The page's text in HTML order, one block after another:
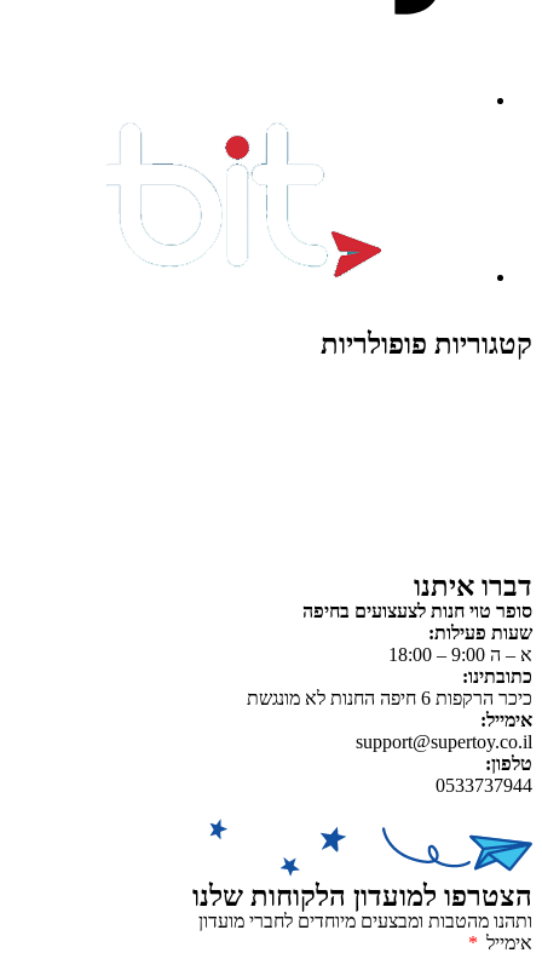
קטגוריות פופולריות
דברו איתנו
סופר טוי חנות לצעצועים בחיפה
שעות פעילות:
א – ה 9:00 – 18:00
כתובתינו:
כיכר הרקפות 6 חיפה החנות לא מונגשת
אימייל:
support@supertoy.co.il
טלפון:
0533737944
הצטרפו למועדון הלקוחות שלנו
ותהנו מהטבות ומבצעים מיוחדים לחברי מועדון
אימייל